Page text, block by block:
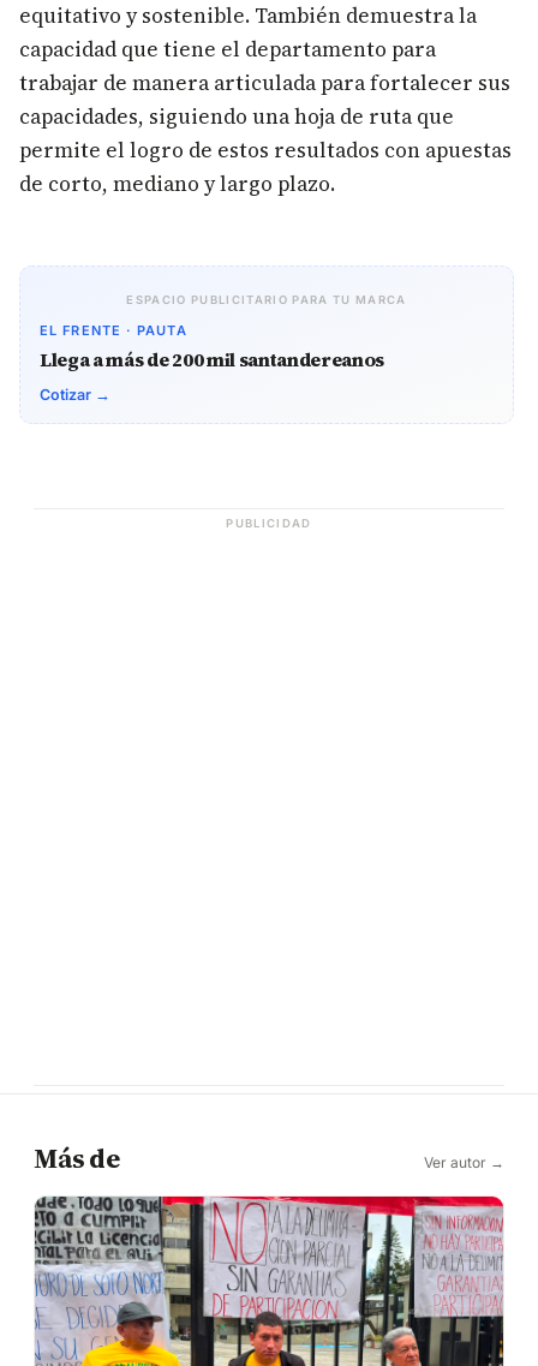
equitativo y sostenible. También demuestra la
capacidad que tiene el departamento para
trabajar de manera articulada para fortalecer sus
capacidades, siguiendo una hoja de ruta que
permite el logro de estos resultados con apuestas
de corto, mediano y largo plazo.
ESPACIO PUBLICITARIO PARA TU MARCA
EL FRENTE · PAUTA
Llega a más de 200 mil santandereanos
Cotizar →
PUBLICIDAD
Más de Ver autor →